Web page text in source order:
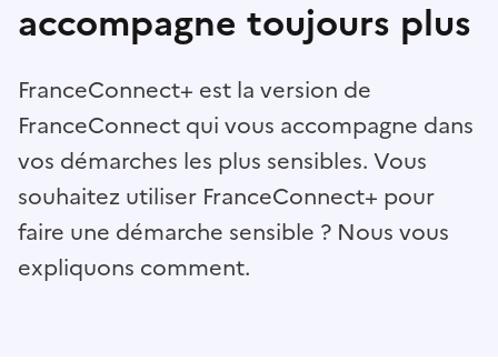
accompagne toujours plus
FranceConnect+ est la version de
FranceConnect qui vous accompagne dans
vos démarches les plus sensibles. Vous
souhaitez utiliser FranceConnect+ pour
faire une démarche sensible ? Nous vous
expliquons comment.